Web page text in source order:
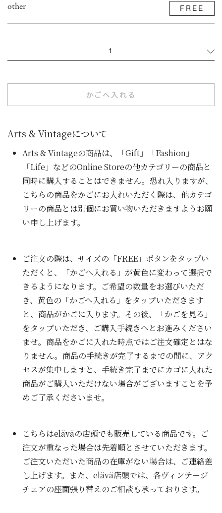
other FREE
1
かごへ入れる
Arts & Vintageについて
Arts & Vintageの商品は、「Gift」「Fashion」
「Life」などのOnline Storeの他カテゴリーの商品と
同時に購入することはできません。恐れ入りますが、
こちらの商品をかごにお入れいただく際は、他カテゴ
リーの商品とは別個にお買い物いただきますようお願
い申し上げます。
ご注文の際は、サイズの「FREE」ボタンをタップい
ただくと、「かごへ入れる」が黄色に変わって選択で
きるようになります。ご希望の数量をお選びいただ
き、黄色の「かごへ入れる」をタップいただきます
と、商品がかごに入ります。その後、「かごを見る」
をタップいただき、ご購入手続きへとお進みください
ませ。商品をかごに入れた時点ではご注文確定とはな
りません。商品の手続きが完了するまでの間に、アク
セスが集中しますと、手続き完了までにカゴに入れた
商品がご購入いただけない場合がございますことを予
めご了承くださいませ。
こちらはeläväの店頭でも販売している商品です。ご
注文が重なった場合は先着順とさせていただきます。
ご注文いただいた商品の在庫がない場合は、ご連絡差
し上げます。また、elävä店頭では、各ヴィンテージ
チェアの座面張り替えのご相談も承っております。